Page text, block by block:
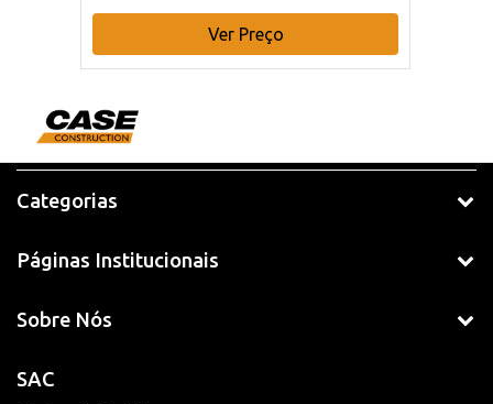
Ver Preço
Categorias
Páginas Institucionais
Sobre Nós
SAC